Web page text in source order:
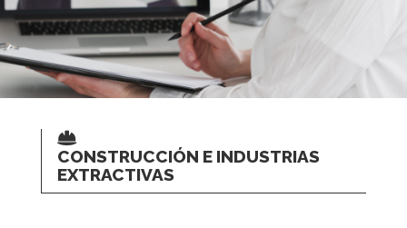
CONSTRUCCIÓN E INDUSTRIAS
EXTRACTIVAS